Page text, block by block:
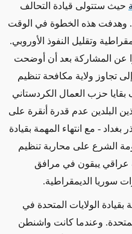
حيث ستتولى قيادة التحالف
وهدفت هذه الخطوة في الوقت
وتقليل النفوذ الأوروبي.
عن المشاركة بعد أن أوضحت
تجاوز ولاية مكافحة تنظيم
بقايا حزب العمال الكردستاني
البلدين عدم قدرة أنقرة على
- مع انتهاء المهمة بقيادة
الشرع على محاربة تنظيم
الإسلامية، وأكثر من 15 ألف عراقي يبقون في مرافق
سوريا الديمقراطية.
الولايات المتحدة في
وعندما كانت واشنطن